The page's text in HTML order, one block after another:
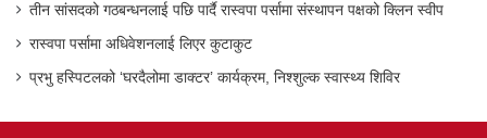
तीन सांसदको गठबन्धनलाई पछि पार्दै रास्वपा पर्सामा संस्थापन पक्षको क्लिन स्वीप
रास्वपा पर्सामा अधिवेशनलाई लिएर कुटाकुट
प्रभु हस्पिटलको ‘घरदैलोमा डाक्टर’ कार्यक्रम, निश्शुल्क स्वास्थ्य शिविर